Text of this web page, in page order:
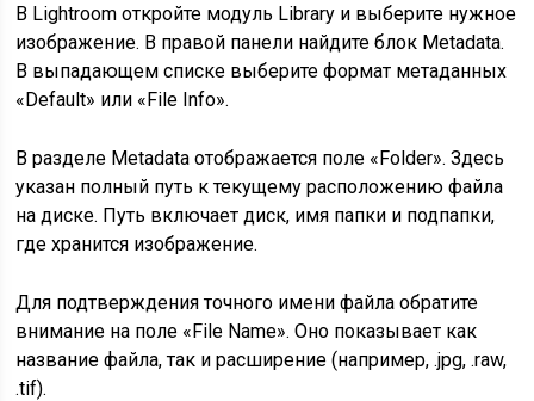
В Lightroom откройте модуль Library и выберите нужное
изображение. В правой панели найдите блок Metadata.
В выпадающем списке выберите формат метаданных
«Default» или «File Info».
В разделе Metadata отображается поле «Folder». Здесь
указан полный путь к текущему расположению файла
на диске. Путь включает диск, имя папки и подпапки,
где хранится изображение.
Для подтверждения точного имени файла обратите
внимание на поле «File Name». Оно показывает как
название файла, так и расширение (например, .jpg, .raw,
.tif).